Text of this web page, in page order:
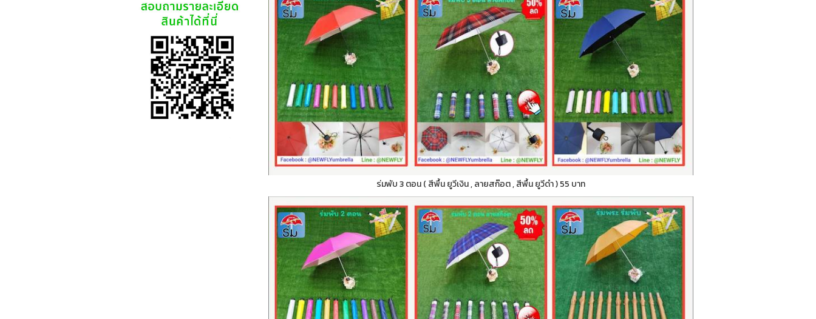
ร่มพับ 3 ตอน ( สีพื้น ยูวีเงิน , ลายสก๊อต , สีพื้น ยูวีดำ ) 55 บาท